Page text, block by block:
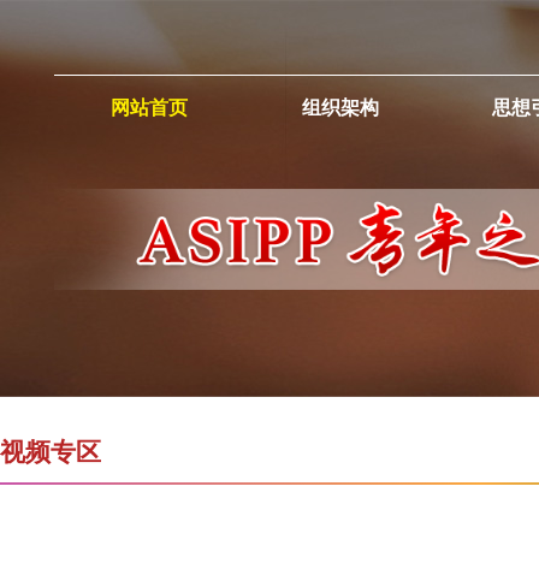
网站首页 组织架构 思想
视频专区